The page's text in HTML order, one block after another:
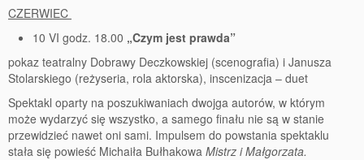
Kontakt
Partnerzy
CZERWIEC
10 VI godz. 18.00 „Czym jest prawda”
pokaz teatralny Dobrawy Deczkowskiej (scenografia) i Janusza
Stolarskiego (reżyseria, rola aktorska), inscenizacja – duet
Spektakl oparty na poszukiwaniach dwojga autorów, w którym
może wydarzyć się wszystko, a samego finału nie są w stanie
przewidzieć nawet oni sami. Impulsem do powstania spektaklu
stała się powieść Michaiła Bułhakowa Mistrz i Małgorzata.